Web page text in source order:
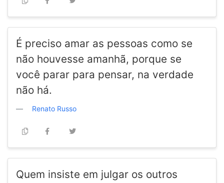
É preciso amar as pessoas como se
não houvesse amanhã, porque se
você parar para pensar, na verdade
não há.
Renato Russo
Quem insiste em julgar os outros